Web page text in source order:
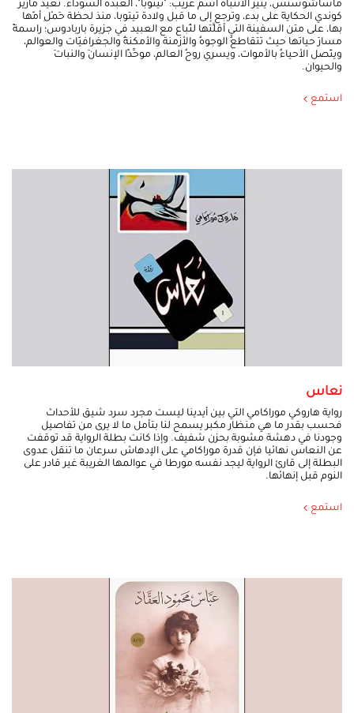
ماساشوستس، يُثير الانتباهَ اسمٌ غريب: "تيتوبا"، العبدةُ السوداءُ. تُعيد ماريز
كوندي الحكايةَ على بدء، وترجع إلى ما قبل ولادة تيتوبا، منذ لحظة حَمْلِ أمّها
بها، على متن السفينة التي أقلَّتها لتُباع مع العبيد في جزيرة باربادوس؛ راسمةً
مسارَ حياتها حيث تتقاطعُ الوجوهُ والأزمنة والأمكنةُ والجغرافيّات والعوالم،
ويتّصل الأحياءُ بالأموات، ويسري روحُ العالم، موحِّدًا الإنسانَ والنباتَ
والحيوان.
استمع
نعاس
رواية هاروكي موراكامي التي بين أيدينا ليست مجرد سرد شيق للأحداث
فحسب بقدر ما هي منظار مكبر يسمح لنا بتأمل ما لا يرى من تفاصيل
وجودنا في دهشة مشوبة بحزن شفيف. وإذا كانت بطلة الرواية قد توقفت
عن النعاس نهائيا فإن قدرة موراكامي على الإدهاش سرعان ما تنقل عدوى
البطلة إلى قارئ الرواية ليجد نفسه مورطا في عوالمها الغريبة غير قادر على
النوم قبل إنهائها.
استمع